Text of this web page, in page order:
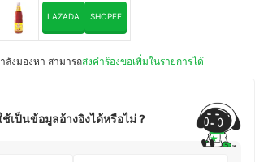
LAZADA SHOPEE
งมองหา สามารถส่งคำร้องขอเพิ่มในรายการได้
เป็นข้อมูลอ้างอิงได้หรือไม่ ?